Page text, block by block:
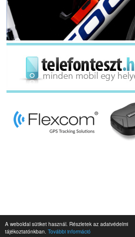
A weboldal sütiket használ. Részletek az adatvédelmi
tájékoztatónkban. További információNapidroid.hu 2019